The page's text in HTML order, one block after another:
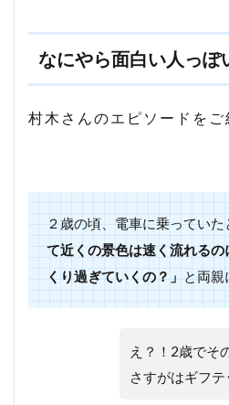
なにやら面白い人っぽ
村木さんのエピソードをご
２歳の頃、電車に乗っていた
て近くの景色は速く流れる
くり過ぎていくの？」と両親
え？！2歳でそ
さすがはギフテ